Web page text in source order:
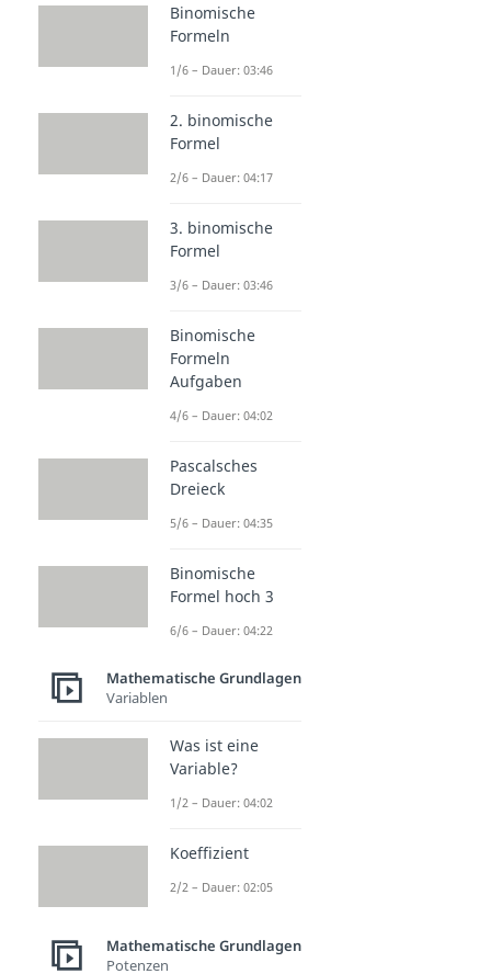
Binomische
Formeln
1/6 – Dauer: 03:46
2. binomische
Formel
2/6 – Dauer: 04:17
3. binomische
Formel
3/6 – Dauer: 03:46
Binomische
Formeln
Aufgaben
4/6 – Dauer: 04:02
Pascalsches
Dreieck
5/6 – Dauer: 04:35
Binomische
Formel hoch 3
6/6 – Dauer: 04:22
Mathematische Grundlagen
Variablen
Was ist eine
Variable?
1/2 – Dauer: 04:02
Koeffizient
2/2 – Dauer: 02:05
Mathematische Grundlagen
Potenzen